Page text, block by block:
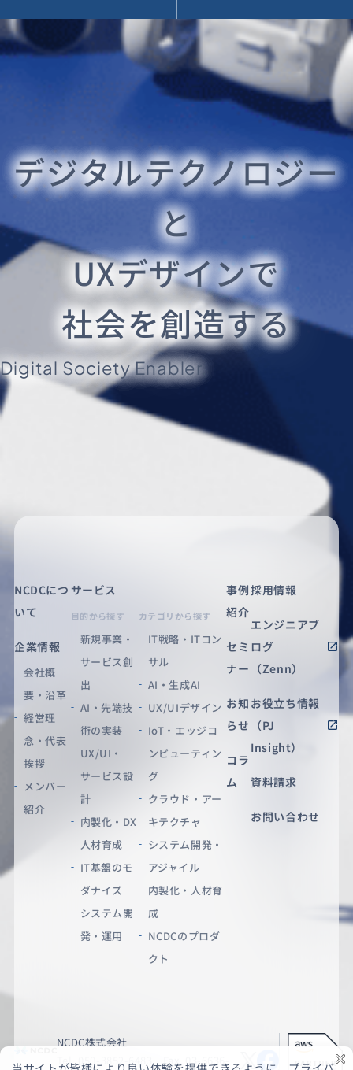
デジタルテクノロジー
と
UXデザインで
社会を創造する
Digital Society Enabler.
NCDCにつ
いて
企業情報
会社概
要・沿革
経営理
念・代表
挨拶
メンバー
紹介
サービス
目的から探す
新規事業・
サービス創
出
AI・先端技
術の実装
UX/UI・
サービス設
計
内製化・DX
人材育成
IT基盤のモ
ダナイズ
システム開
発・運用
カテゴリから探す
IT戦略・ITコン
サル
AI・生成AI
UX/UIデザイン
IoT・エッジコ
ンピューティン
グ
クラウド・アー
キテクチャ
システム開発・
アジャイル
内製化・人材育
成
NCDCのプロダ
クト
事例
紹介
セミ
ナー
お知
らせ
コラ
ム
採用情報
エンジニアブ
ログ
（Zenn）
お役立ち情報
（PJ
Insight）
資料請求
お問い合わせ
NCDC株式会社
Tel. 050-3852-6483 Fax. 03-6636-